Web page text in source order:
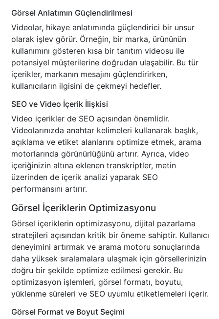
Görsel Anlatımın Güçlendirilmesi
Videolar, hikaye anlatımında güçlendirici bir unsur
olarak işlev görür. Örneğin, bir marka, ürününün
kullanımını gösteren kısa bir tanıtım videosu ile
potansiyel müşterilerine doğrudan ulaşabilir. Bu tür
içerikler, markanın mesajını güçlendirirken,
kullanıcıların ilgisini de çekmeyi hedefler.
SEO ve Video İçerik İlişkisi
Video içerikler de SEO açısından önemlidir.
Videolarınızda anahtar kelimeleri kullanarak başlık,
açıklama ve etiket alanlarını optimize etmek, arama
motorlarında görünürlüğünü artırır. Ayrıca, video
içeriğinizin altına eklenen transkriptler, metin
üzerinden de içerik analizi yaparak SEO
performansını artırır.
Görsel İçeriklerin Optimizasyonu
Görsel içeriklerin optimizasyonu, dijital pazarlama
stratejileri açısından kritik bir öneme sahiptir. Kullanıcı
deneyimini artırmak ve arama motoru sonuçlarında
daha yüksek sıralamalara ulaşmak için görsellerinizin
doğru bir şekilde optimize edilmesi gerekir. Bu
optimizasyon işlemleri, görsel formatı, boyutu,
yüklenme süreleri ve SEO uyumlu etiketlemeleri içerir.
Görsel Format ve Boyut Seçimi